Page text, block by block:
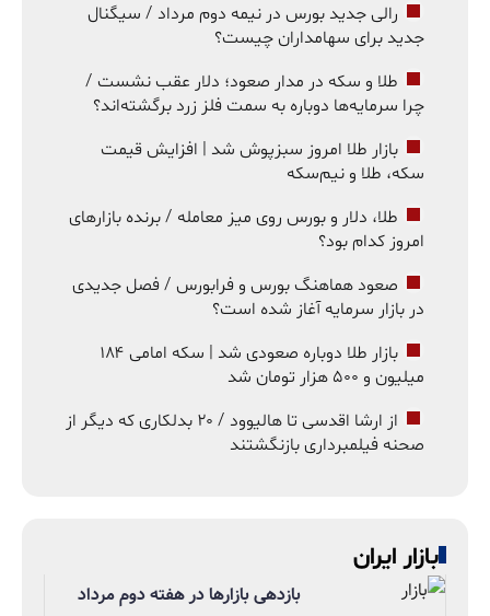
رالی جدید بورس در نیمه دوم مرداد / سیگنال
جدید برای سهامداران چیست؟
طلا و سکه در مدار صعود؛ دلار عقب نشست /
چرا سرمایه‌ها دوباره به سمت فلز زرد برگشته‌اند؟
بازار طلا امروز سبزپوش شد | افزایش قیمت
سکه، طلا و نیم‌سکه
طلا، دلار و بورس روی میز معامله / برنده بازارهای
امروز کدام بود؟
صعود هماهنگ بورس و فرابورس / فصل جدیدی
در بازار سرمایه آغاز شده است؟
بازار طلا دوباره صعودی شد | سکه امامی ۱۸۴
میلیون و ۵۰۰ هزار تومان شد
از ارشا اقدسی تا هالیوود / ۲۰ بدلکاری که دیگر از
صحنه فیلمبرداری بازنگشتند
بازار ایران
بازدهی بازارها در هفته دوم مرداد